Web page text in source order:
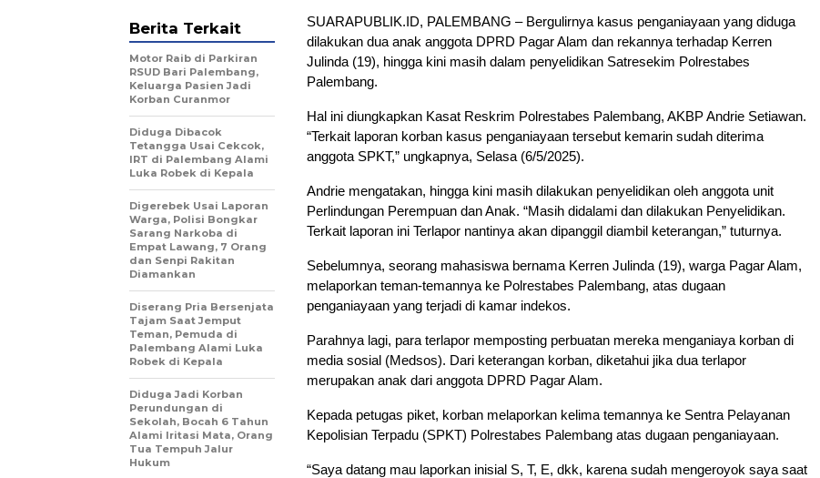
SUARAPUBLIK.ID, PALEMBANG – Bergulirnya kasus penganiayaan yang diduga
dilakukan dua anak anggota DPRD Pagar Alam dan rekannya terhadap Kerren
Julinda (19), hingga kini masih dalam penyelidikan Satresekim Polrestabes
Palembang.
Hal ini diungkapkan Kasat Reskrim Polrestabes Palembang, AKBP Andrie Setiawan.
“Terkait laporan korban kasus penganiayaan tersebut kemarin sudah diterima
anggota SPKT,” ungkapnya, Selasa (6/5/2025).
Andrie mengatakan, hingga kini masih dilakukan penyelidikan oleh anggota unit
Perlindungan Perempuan dan Anak. “Masih didalami dan dilakukan Penyelidikan.
Terkait laporan ini Terlapor nantinya akan dipanggil diambil keterangan,” tuturnya.
Sebelumnya, seorang mahasiswa bernama Kerren Julinda (19), warga Pagar Alam,
melaporkan teman-temannya ke Polrestabes Palembang, atas dugaan
penganiayaan yang terjadi di kamar indekos.
Parahnya lagi, para terlapor memposting perbuatan mereka menganiaya korban di
media sosial (Medsos). Dari keterangan korban, diketahui jika dua terlapor
merupakan anak dari anggota DPRD Pagar Alam.
Kepada petugas piket, korban melaporkan kelima temannya ke Sentra Pelayanan
Kepolisian Terpadu (SPKT) Polrestabes Palembang atas dugaan penganiayaan.
“Saya datang mau laporkan inisial S, T, E, dkk, karena sudah mengeroyok saya saat
Berita Terkait
Motor Raib di Parkiran
RSUD Bari Palembang,
Keluarga Pasien Jadi
Korban Curanmor
Diduga Dibacok
Tetangga Usai Cekcok,
IRT di Palembang Alami
Luka Robek di Kepala
Digerebek Usai Laporan
Warga, Polisi Bongkar
Sarang Narkoba di
Empat Lawang, 7 Orang
dan Senpi Rakitan
Diamankan
Diserang Pria Bersenjata
Tajam Saat Jemput
Teman, Pemuda di
Palembang Alami Luka
Robek di Kepala
Diduga Jadi Korban
Perundungan di
Sekolah, Bocah 6 Tahun
Alami Iritasi Mata, Orang
Tua Tempuh Jalur
Hukum